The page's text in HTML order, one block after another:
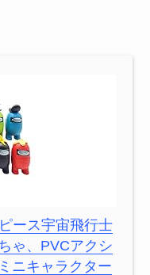
ース宇宙飛行士
ゃ、PVCアクシ
ニキャラクター